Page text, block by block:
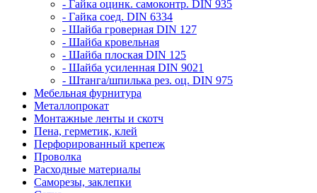
- Гайка оцинк. самоконтр. DIN 935
- Гайка соед. DIN 6334
- Шайба гроверная DIN 127
- Шайба кровельная
- Шайба плоская DIN 125
- Шайба усиленная DIN 9021
- Штанга/шпилька рез. оц. DIN 975
Мебельная фурнитура
Металлопрокат
Монтажные ленты и скотч
Пена, герметик, клей
Перфорированный крепеж
Проволка
Расходные материалы
Саморезы, заклепки